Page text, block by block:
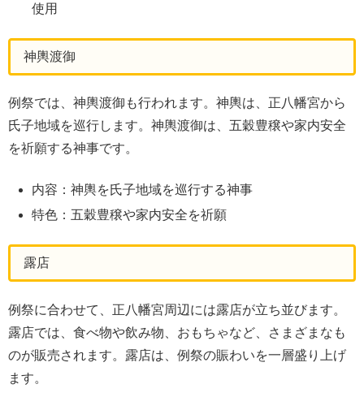
使用
神輿渡御
例祭では、神輿渡御も行われます。神輿は、正八幡宮から
氏子地域を巡行します。神輿渡御は、五穀豊穣や家内安全
を祈願する神事です。
内容：神輿を氏子地域を巡行する神事
特色：五穀豊穣や家内安全を祈願
露店
例祭に合わせて、正八幡宮周辺には露店が立ち並びます。
露店では、食べ物や飲み物、おもちゃなど、さまざまなも
のが販売されます。露店は、例祭の賑わいを一層盛り上げ
ます。